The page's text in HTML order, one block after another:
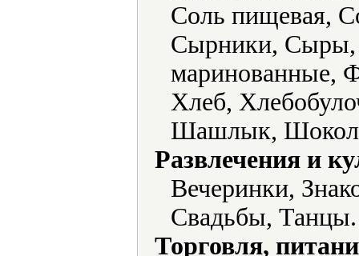
Соль пищевая,
Сырники, Сыры,
маринованные,
Хлеб,
Шашлык,
Развлечения и
Вечеринки,
Свадьбы, Танцы.
Торговля,